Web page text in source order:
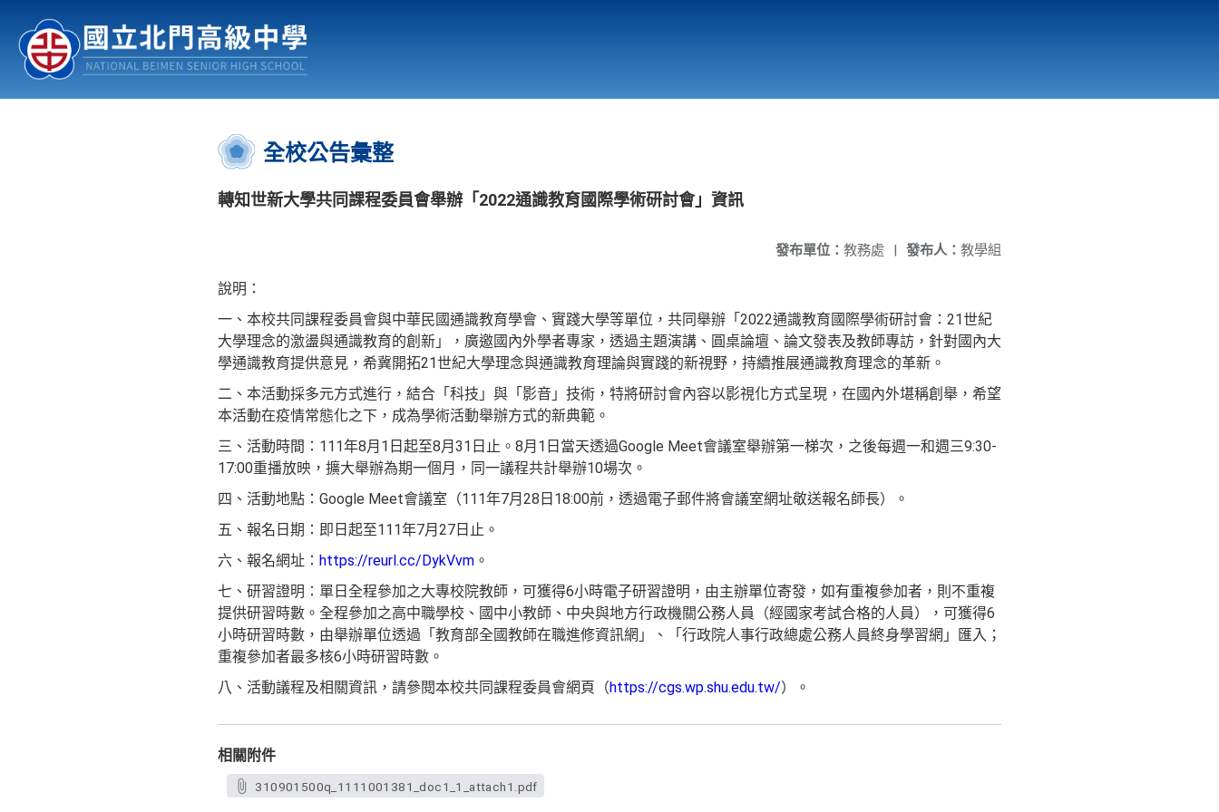
認識北中 行事曆
:::
全校公告彙整
轉知世新大學共同課程委員會舉辦「2022通識教育國際學術研討會」資訊
發布人： 教學組
發布單位： 教務處 |
說明：
一、本校共同課程委員會與中華民國通識教育學會、實踐大學等單位，共同舉辦「2022通識教育國際學術研討會：21世紀
大學理念的激盪與通識教育的創新」，廣邀國內外學者專家，透過主題演講、圓桌論壇、論文發表及教師專訪，針對國內大
學通識教育提供意見，希冀開拓21世紀大學理念與通識教育理論與實踐的新視野，持續推展通識教育理念的革新。
二、本活動採多元方式進行，結合「科技」與「影音」技術，特將研討會內容以影視化方式呈現，在國內外堪稱創舉，希望
本活動在疫情常態化之下，成為學術活動舉辦方式的新典範。
三、活動時間：111年8月1日起至8月31日止。8月1日當天透過Google Meet會議室舉辦第一梯次，之後每週一和週三9:30-
17:00重播放映，擴大舉辦為期一個月，同一議程共計舉辦10場次。
四、活動地點：Google Meet會議室（111年7月28日18:00前，透過電子郵件將會議室網址敬送報名師長）。
五、報名日期：即日起至111年7月27日止。
六、報名網址： https://reurl.cc/DykVvm 。
七、研習證明：單日全程參加之大專校院教師，可獲得6小時電子研習證明，由主辦單位寄發，如有重複參加者，則不重複
提供研習時數。全程參加之高中職學校、國中小教師、中央與地方行政機關公務人員（經國家考試合格的人員），可獲得6
小時研習時數，由舉辦單位透過「教育部全國教師在職進修資訊網」、「行政院人事行政總處公務人員終身學習網」匯入；
重複參加者最多核6小時研習時數。
八、活動議程及相關資訊，請參閱本校共同課程委員會網頁（https://cgs.wp.shu.edu.tw/）。
相關附件
310901500q_1111001381_doc1_1_attach1.pdf